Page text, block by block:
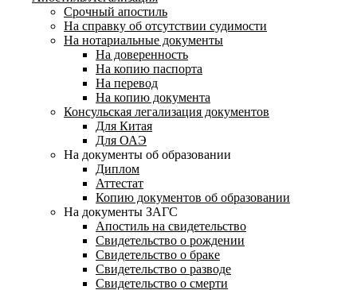
Срочный апостиль
На справку об отсутствии судимости
На нотариальные документы
На доверенность
На копию паспорта
На перевод
На копию документа
Консульская легализация документов
Для Китая
Для ОАЭ
На документы об образовании
Диплом
Аттестат
Копию документов об образовании
На документы ЗАГС
Апостиль на свидетельство
Свидетельство о рождении
Свидетельство о браке
Свидетельство о разводе
Свидетельство о смерти